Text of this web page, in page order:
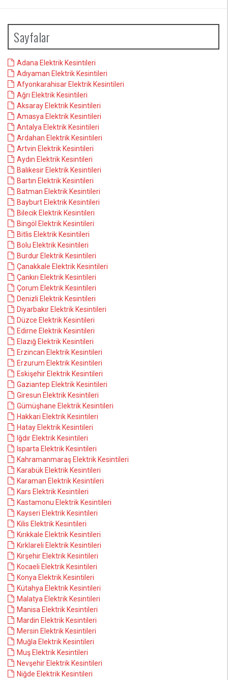
Sayfalar
Adana Elektrik Kesintileri
Adıyaman Elektrik Kesintileri
Afyonkarahisar Elektrik Kesintileri
Ağrı Elektrik Kesintileri
Aksaray Elektrik Kesintileri
Amasya Elektrik Kesintileri
Antalya Elektrik Kesintileri
Ardahan Elektrik Kesintileri
Artvin Elektrik Kesintileri
Aydın Elektrik Kesintileri
Balıkesir Elektrik Kesintileri
Bartın Elektrik Kesintileri
Batman Elektrik Kesintileri
Bayburt Elektrik Kesintileri
Bilecik Elektrik Kesintileri
Bingöl Elektrik Kesintileri
Bitlis Elektrik Kesintileri
Bolu Elektrik Kesintileri
Burdur Elektrik Kesintileri
Çanakkale Elektrik Kesintileri
Çankırı Elektrik Kesintileri
Çorum Elektrik Kesintileri
Denizli Elektrik Kesintileri
Diyarbakır Elektrik Kesintileri
Düzce Elektrik Kesintileri
Edirne Elektrik Kesintileri
Elazığ Elektrik Kesintileri
Erzincan Elektrik Kesintileri
Erzurum Elektrik Kesintileri
Eskişehir Elektrik Kesintileri
Gaziantep Elektrik Kesintileri
Giresun Elektrik Kesintileri
Gümüşhane Elektrik Kesintileri
Hakkari Elektrik Kesintileri
Hatay Elektrik Kesintileri
Iğdır Elektrik Kesintileri
Isparta Elektrik Kesintileri
Kahramanmaraş Elektrik Kesintileri
Karabük Elektrik Kesintileri
Karaman Elektrik Kesintileri
Kars Elektrik Kesintileri
Kastamonu Elektrik Kesintileri
Kayseri Elektrik Kesintileri
Kilis Elektrik Kesintileri
Kırıkkale Elektrik Kesintileri
Kırklareli Elektrik Kesintileri
Kırşehir Elektrik Kesintileri
Kocaeli Elektrik Kesintileri
Konya Elektrik Kesintileri
Kütahya Elektrik Kesintileri
Malatya Elektrik Kesintileri
Manisa Elektrik Kesintileri
Mardin Elektrik Kesintileri
Mersin Elektrik Kesintileri
Muğla Elektrik Kesintileri
Muş Elektrik Kesintileri
Nevşehir Elektrik Kesintileri
Niğde Elektrik Kesintileri